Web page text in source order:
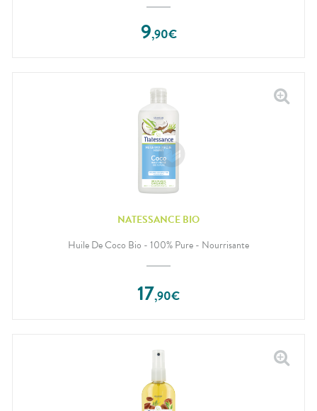
9,90€
NATESSANCE BIO
Huile De Coco Bio - 100% Pure - Nourrisante
17,90€